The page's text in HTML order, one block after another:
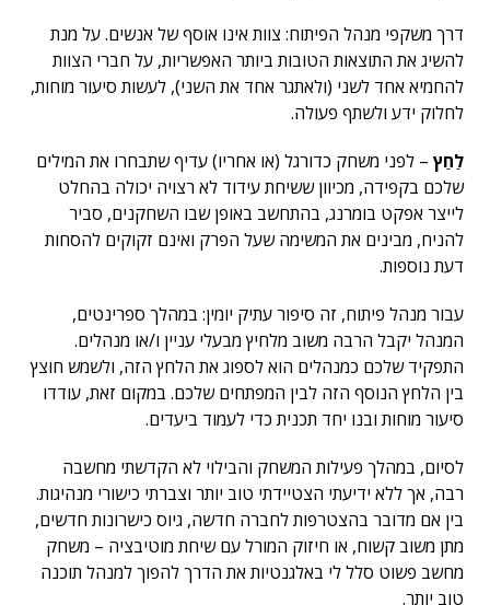
דרך משקפי מנהל הפיתוח: צוות אינו אוסף של אנשים. על מנת
להשיג את התוצאות הטובות ביותר האפשריות, על חברי הצוות
להחמיא אחד לשני (ולאתגר אחד את השני), לעשות סיעור מוחות,
לחלוק ידע ולשתף פעולה.
לַחַץ – לפני משחק כדורגל (או אחריו) עדיף שתבחרו את המילים
שלכם בקפידה, מכיוון ששיחת עידוד לא רצויה יכולה בהחלט
לייצר אפקט בומרנג, בהתחשב באופן שבו השחקנים, סביר
להניח, מבינים את המשימה שעל הפרק ואינם זקוקים להסחות
דעת נוספות.
עבור מנהל פיתוח, זה סיפור עתיק יומין: במהלך ספרינטים,
המנהל יקבל הרבה משוב מלחיץ מבעלי עניין ו/או מנהלים.
התפקיד שלכם כמנהלים הוא לספוג את הלחץ הזה, ולשמש חוצץ
בין הלחץ הנוסף הזה לבין המפתחים שלכם. במקום זאת, עודדו
סיעור מוחות ובנו יחד תכנית כדי לעמוד ביעדים.
לסיום, במהלך פעילות המשחק והבילוי לא הקדשתי מחשבה
רבה, אך ללא ידיעתי הצטיידתי טוב יותר וצברתי כישורי מנהיגות.
בין אם מדובר בהצטרפות לחברה חדשה, גיוס כישרונות חדשים,
מתן משוב קשוח, או חיזוק המורל עם שיחת מוטיבציה – משחק
מחשב פשוט סלל לי באלגנטיות את הדרך להפוך למנהל תוכנה
טוב יותר.